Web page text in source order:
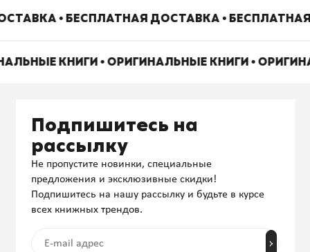
• БЕСПЛАТНАЯ ДОСТАВКА •
КНИГИ • ОРИГИНАЛЬНЫЕ КНИГИ •
Подпишитесь на
рассылку
Не пропустите новинки, специальные
предложения и эксклюзивные скидки!
Подпишитесь на нашу рассылку и будьте в курсе
всех книжных трендов.